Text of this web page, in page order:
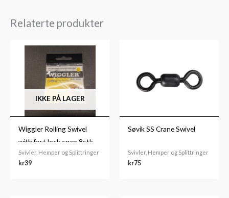
Relaterte produkter
IKKE PÅ LAGER
Wiggler Rolling Swivel
with fast lock snap 8stk.
Svivler, Hemper og Splittringer
kr39
Søvik SS Crane Swivel
Svivler, Hemper og Splittringer
kr75